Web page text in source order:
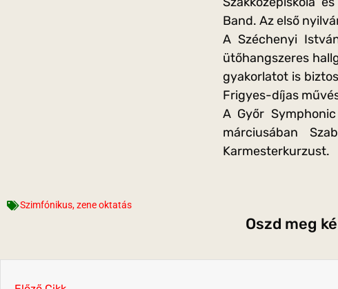
Band. Az első
A Széchenyi
ütőhangszeres
gyakorlatot is
Frigyes-díjas
A Győr
márciusában
Karmesterkurzust.
Szimfónikus,zene oktatás
Oszd meg